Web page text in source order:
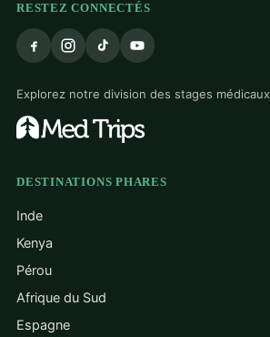
RESTEZ CONNECTÉS
Explorez notre division des stages médicaux
DESTINATIONS PHARES
Inde
Kenya
Pérou
Afrique du Sud
Espagne